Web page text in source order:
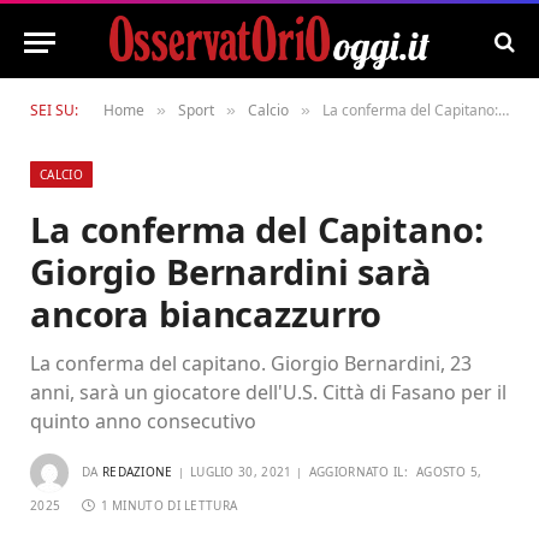
SEI SU: Home » Sport » Calcio » La conferma del Capitano: Giorgio Bernardini sarà ancora biancazzurro
CALCIO
La conferma del Capitano:
Giorgio Bernardini sarà
ancora biancazzurro
La conferma del capitano. Giorgio Bernardini, 23
anni, sarà un giocatore dell'U.S. Città di Fasano per il
quinto anno consecutivo
DA REDAZIONE LUGLIO 30, 2021 AGGIORNATO IL: AGOSTO 5,
2025 1 MINUTO DI LETTURA